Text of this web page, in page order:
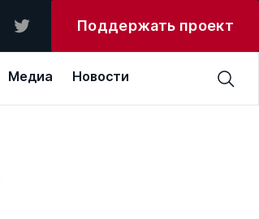
Поддержать проект
Медиа Новости